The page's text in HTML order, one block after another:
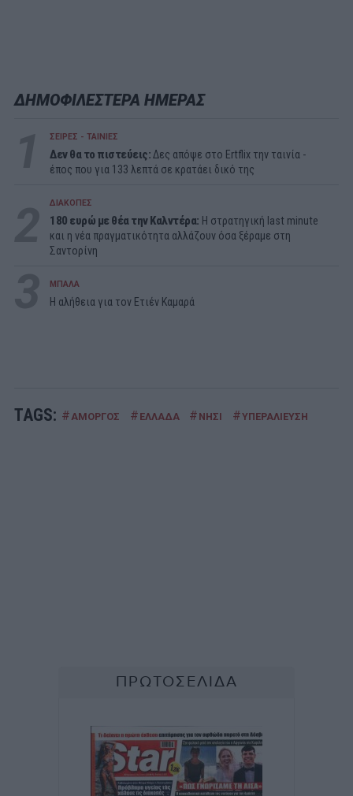
ΔΗΜΟΦΙΛΕΣΤΕΡΑ ΗΜΕΡΑΣ
ΣΕΙΡΕΣ - ΤΑΙΝΙΕΣ
Δεν θα το πιστεύεις:Δες απόψε στο Ertflix την ταινία -
έπος που για 133 λεπτά σε κρατάει δικό της
ΔΙΑΚΟΠΕΣ
180 ευρώ με θέα την Καλντέρα: Η στρατηγική last minute
και η νέα πραγματικότητα αλλάζουν όσα ξέραμε στη
Σαντορίνη
ΜΠΑΛΑ
Η αλήθεια για τον Ετιέν Καμαρά
TAGS: # ΑΜΟΡΓΟΣ # ΕΛΛΑΔΑ # ΝΗΣΙ #ΥΠΕΡΑΛΙΕΥΣΗ